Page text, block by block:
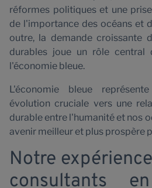
réformes politiques et une
de l'importance des océans et
outre, la demande croissante
durables joue un rôle central
l'économie bleue.
L'économie bleue
évolution cruciale vers une
durable entre l'humanité et nos
avenir meilleur et plus prospère
Notre
consultants